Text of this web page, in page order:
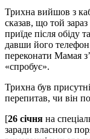
Трихна вийшов з
сказав, що той зараз
приїде після обіду
давши його
переконати Мамая
«спробує».
Трихна був
перепитав, чи він
[26 січня на
заради власного